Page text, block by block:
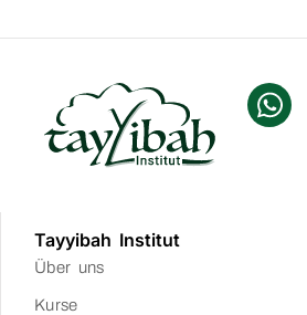
Tayyibah Institut
Über uns
Kurse